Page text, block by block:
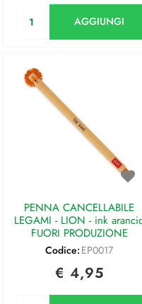
AGGIUNGI
PENNA CANCELLABILE
LEGAMI - LION - ink
FUORI PRODUZIONE
Codice: EP0017
€ 4,95